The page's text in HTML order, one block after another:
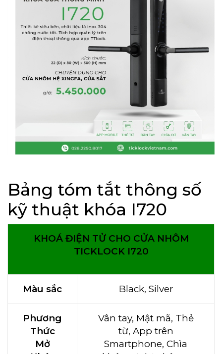
Bảng tóm tắt thông số
kỹ thuật khóa I720
KHOÁ ĐIỆN TỬ CHO CỬA NHÔM
TICKLOCK I720
Màu sắc Black, Silver
Phương
Thức
Mở
Vân tay, Mật mã, Thẻ
từ, App trên
Smartphone, Chìa